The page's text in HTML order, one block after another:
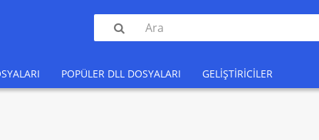

POPÜLER DLL DOSYALARI GELIŞTIRICILER